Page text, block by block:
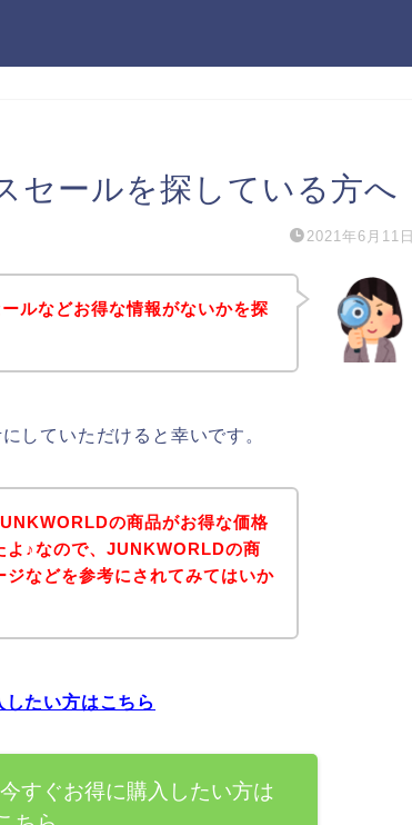
セールを探している方へ
2021年6月11日
ルなどお得な情報がないかを探
していただけると幸いです。
の商品がお得な価格
よ♪なので、JUNKWORLDの商
などを参考にされてみてはいか
たい方はこちら
すぐお得に購入したい方は